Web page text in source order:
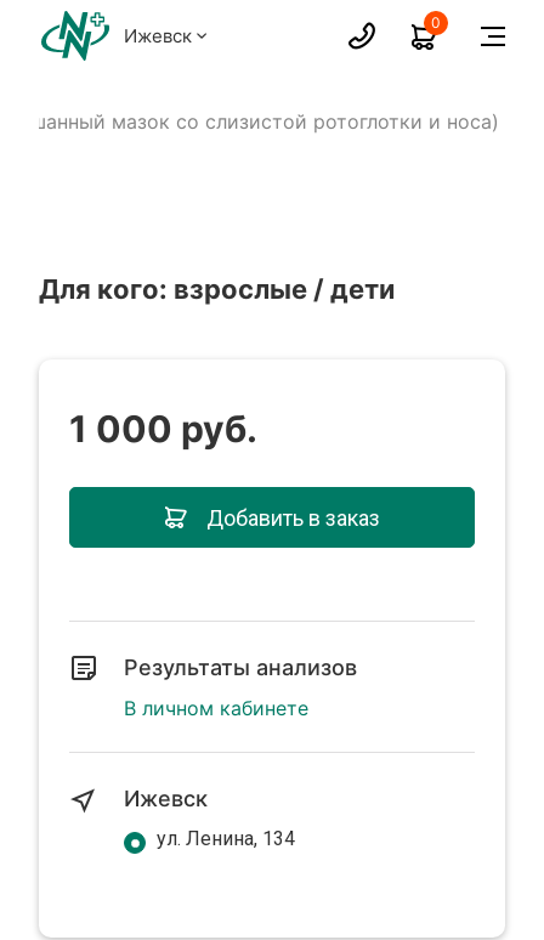
Ижевск
0
мазок со слизистой ротоглотки и носа)
Для кого: взрослые / дети
1 000 руб.
Добавить в заказ
Результаты анализов
В личном кабинете
Ижевск
ул. Ленина, 134